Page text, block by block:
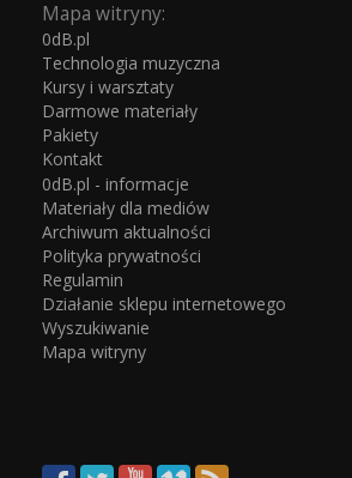
Mapa witryny:
0dB.pl
Technologia muzyczna
Kursy i warsztaty
Darmowe materiały
Pakiety
Kontakt
0dB.pl - informacje
Materiały dla mediów
Archiwum aktualności
Polityka prywatności
Regulamin
Działanie sklepu internetowego
Wyszukiwanie
Mapa witryny